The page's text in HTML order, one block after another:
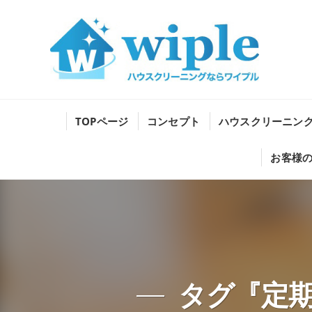
TOPページ コンセプト ハウスクリーニン
お客様
タグ『定